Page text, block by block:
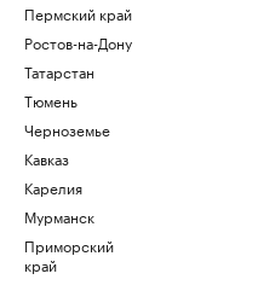
Пермский край
Ростов-на-Дону
Татарстан
Тюмень
Черноземье
Кавказ
Карелия
Мурманск
Приморский
край